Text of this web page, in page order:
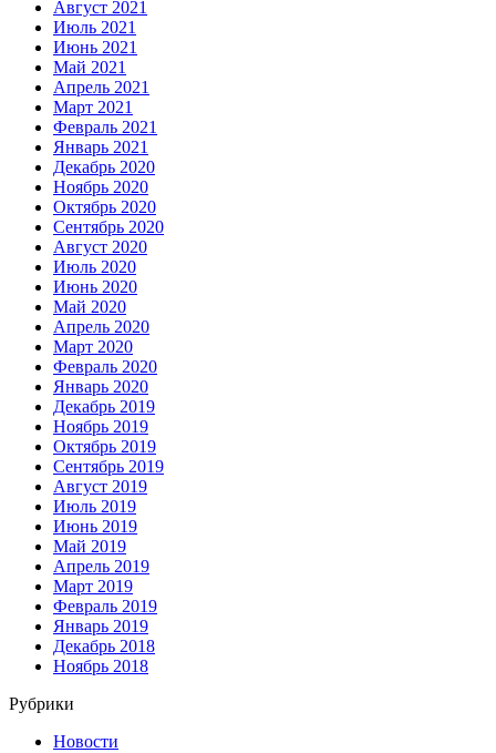
Август 2021
Июль 2021
Июнь 2021
Май 2021
Апрель 2021
Март 2021
Февраль 2021
Январь 2021
Декабрь 2020
Ноябрь 2020
Октябрь 2020
Сентябрь 2020
Август 2020
Июль 2020
Июнь 2020
Май 2020
Апрель 2020
Март 2020
Февраль 2020
Январь 2020
Декабрь 2019
Ноябрь 2019
Октябрь 2019
Сентябрь 2019
Август 2019
Июль 2019
Июнь 2019
Май 2019
Апрель 2019
Март 2019
Февраль 2019
Январь 2019
Декабрь 2018
Ноябрь 2018
Рубрики
Новости